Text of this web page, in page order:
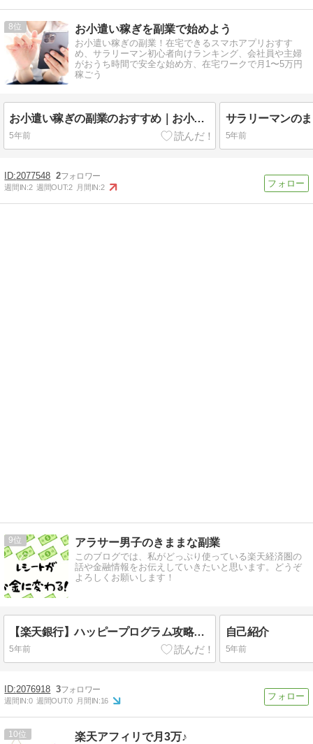
8 お小遣い稼ぎを副業で始めよう
お小遣い稼ぎの副業！在宅できるスマホアプリおすす
め、サラリーマン初心者向けランキング、会社員や主婦
がおうち時間で安全な始め方、在宅ワークで月1〜5万円
稼ごう
お小遣い稼ぎの副業のおすすめ｜お小遣い稼ぎの副業を始めるなら…。
5年前 5年前
2077548 2
週間IN:2 週間OUT:2 月間IN:2
9 アラサー男子のきままな副業
このブログでは、私がどっぷり使っている楽天経済圏の
話や金融情報をお伝えしていきたいと思います。どうぞ
よろしくお願いします！
【楽天銀行】ハッピープログラム攻略法 難易度弱
5年前
自己紹介
5年前
2076918 3
週間IN:0 週間OUT:0 月間IN:16
10 楽天アフィリで月3万♪